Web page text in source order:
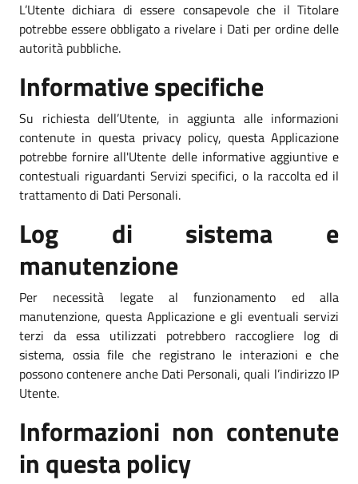
L’Utente dichiara di essere consapevole che il Titolare
potrebbe essere obbligato a rivelare i Dati per ordine delle
autorità pubbliche.
Informative specifiche
Su richiesta dell’Utente, in aggiunta alle informazioni
contenute in questa privacy policy, questa Applicazione
potrebbe fornire all'Utente delle informative aggiuntive e
contestuali riguardanti Servizi specifici, o la raccolta ed il
trattamento di Dati Personali.
Log di sistema e
manutenzione
Per necessità legate al funzionamento ed alla
manutenzione, questa Applicazione e gli eventuali servizi
terzi da essa utilizzati potrebbero raccogliere log di
sistema, ossia file che registrano le interazioni e che
possono contenere anche Dati Personali, quali l’indirizzo IP
Utente.
Informazioni non contenute
in questa policy